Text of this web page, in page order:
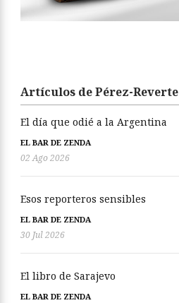
Artículos de Pérez-Reverte
El día que odié a la Argentina
EL BAR DE ZENDA
02 Ago 2026
Esos reporteros sensibles
EL BAR DE ZENDA
30 Jul 2026
El libro de Sarajevo
EL BAR DE ZENDA